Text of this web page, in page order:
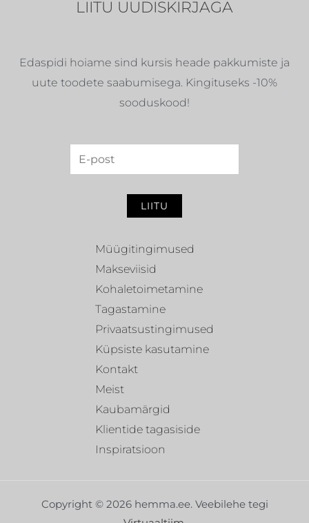
LIITU UUDISKIRJAGA
Edaspidi hoiame sind kursis heade pakkumiste ja
uute toodete saabumisega. Kingituseks -10%
sooduskood!
LIITU
Müügitingimused
Makseviisid
Kohaletoimetamine
Tagastamine
Privaatsustingimused
Küpsiste kasutamine
Kontakt
Meist
Kaubamärgid
Klientide tagasiside
Inspiratsioon
Copyright © 2026 hemma.ee. Veebilehe tegi